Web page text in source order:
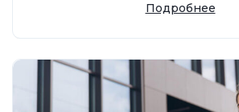
Подробнее